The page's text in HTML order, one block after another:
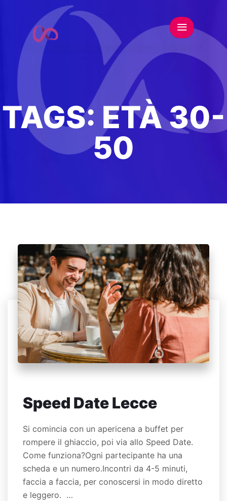
TAGS: ETÀ 30-
50
Speed Date Lecce
Si comincia con un apericena a buffet per
rompere il ghiaccio, poi via allo Speed Date.
Come funziona?Ogni partecipante ha una
scheda e un numero.Incontri da 4-5 minuti,
faccia a faccia, per conoscersi in modo diretto
e leggero. …